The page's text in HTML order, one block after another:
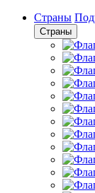
Страны
Страны